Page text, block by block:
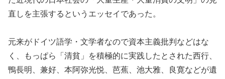
直しを主張するというエッセイであった。
元来がドイツ語学・文学者なので資本主義批判などはな
く、もっぱら「清貧」を積極的に実践したとされた西行、
鴨長明、兼好、本阿弥光悦、芭蕉、池大雅、良寛などが遺